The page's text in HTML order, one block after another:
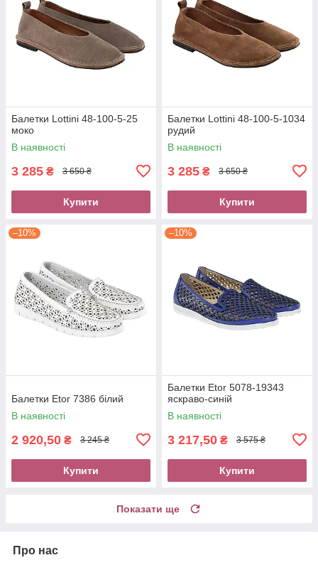
Балетки Lottini 48-100-5-25
моко
В наявності
3 285 ₴ 3 650 ₴
Купити
Балетки Lottini 48-100-5-1034
рудий
В наявності
3 285 ₴ 3 650 ₴
Купити
–10%
Балетки Etor 7386 білий
В наявності
2 920,50 ₴ 3 245 ₴
Купити
–10%
Балетки Etor 5078-19343
яскраво-синій
В наявності
3 217,50 ₴ 3 575 ₴
Купити
Показати ще
Про нас